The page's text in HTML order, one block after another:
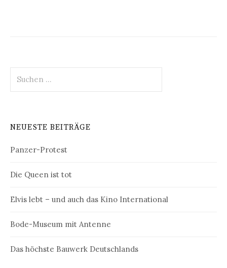
nach:
NEUESTE BEITRÄGE
Panzer-Protest
Die Queen ist tot
Elvis lebt – und auch das Kino International
Bode-Museum mit Antenne
Das höchste Bauwerk Deutschlands